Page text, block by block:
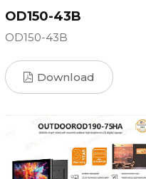
OD150-43B
OD150-43B
Download